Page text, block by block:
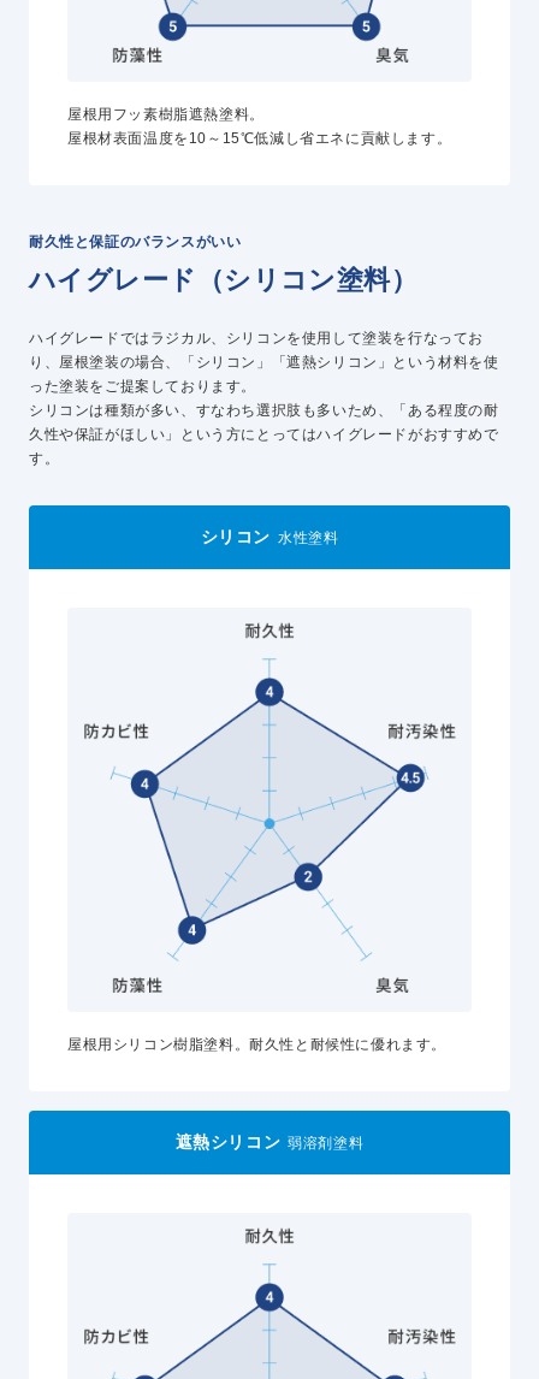
屋根用フッ素樹脂遮熱塗料。
屋根材表面温度を10～15℃低減し省エネに貢献します。
耐久性と保証のバランスがいい
ハイグレード（シリコン塗料）
ハイグレードではラジカル、シリコンを使用して塗装を行なってお
り、屋根塗装の場合、「シリコン」「遮熱シリコン」という材料を使
った塗装をご提案しております。
シリコンは種類が多い、すなわち選択肢も多いため、「ある程度の耐
久性や保証がほしい」という方にとってはハイグレードがおすすめで
す。
シリコン 水性塗料
屋根用シリコン樹脂塗料。耐久性と耐候性に優れます。
遮熱シリコン 弱溶剤塗料